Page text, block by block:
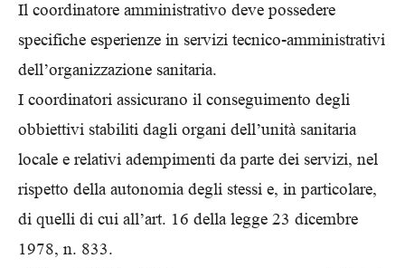
Il coordinatore amministrativo deve possedere
specifiche esperienze in servizi tecnico-amministrativi
dell’organizzazione sanitaria.
I coordinatori assicurano il conseguimento degli
obbiettivi stabiliti dagli organi dell’unità sanitaria
locale e relativi adempimenti da parte dei servizi, nel
rispetto della autonomia degli stessi e, in particolare,
di quelli di cui all’art. 16 della legge 23 dicembre
1978, n. 833.